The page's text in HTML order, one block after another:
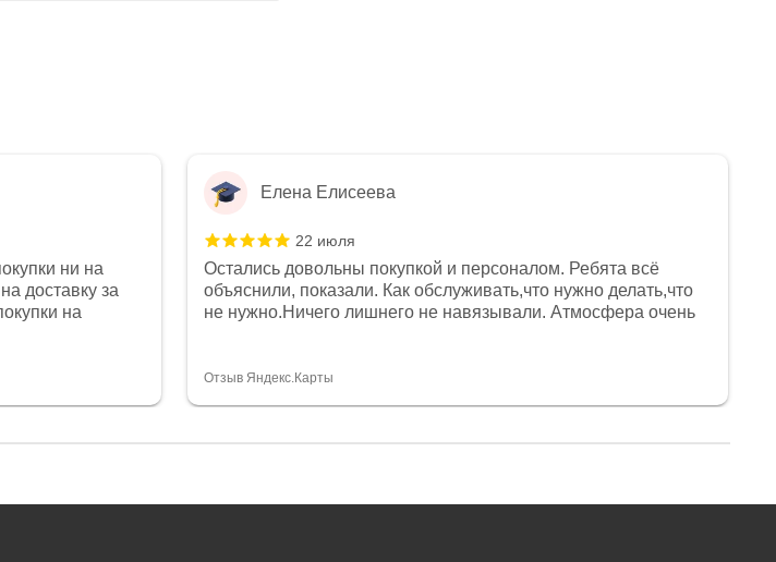
ни на
доставку за
на
магазина
была решена.
после
Елена Елисеева
22 июля
Остались довольны покупкой и персоналом. Ребята всё
объяснили, показали. Как обслуживать,что нужно делать,что
не нужно.Ничего лишнего не навязывали. Атмосфера очень
огромное спасибо Дмитрию, за клиентоориентированность и
Отзыв Яндекс.Карты